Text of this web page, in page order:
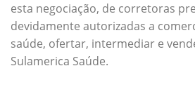
esta negociação, de corretoras
devidamente autorizadas a
saúde, ofertar, intermediar e
Sulamerica Saúde.